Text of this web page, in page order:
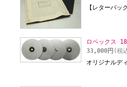
【レターパッ
ロペックス
33,000円 (税
オリジナルデ